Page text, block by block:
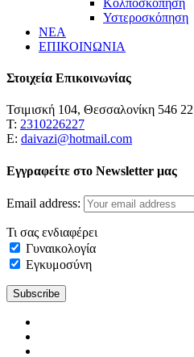
Υστεροσκόπηση
ΝΕΑ
ΕΠΙΚΟΙΝΩΝΙΑ
Στοιχεία Επικοινωνίας
Τσιμισκή 104, Θεσσαλονίκη 546 22
Τ: 2310226227
Ε: daivazi@hotmail.com
Εγγραφείτε στο Newsletter μας
Email address:
Τι σας ενδιαφέρει
Γυναικολογία
Εγκυμοσύνη